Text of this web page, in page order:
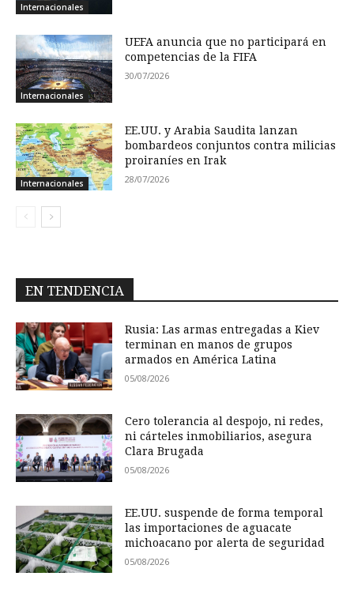
Internacionales
Internacionales
UEFA anuncia que no participará en
competencias de la FIFA
30/07/2026
Internacionales
EE.UU. y Arabia Saudita lanzan
bombardeos conjuntos contra milicias
proiraníes en Irak
28/07/2026
EN TENDENCIA
Rusia: Las armas entregadas a Kiev
terminan en manos de grupos
armados en América Latina
05/08/2026
Cero tolerancia al despojo, ni redes,
ni cárteles inmobiliarios, asegura
Clara Brugada
05/08/2026
EE.UU. suspende de forma temporal
las importaciones de aguacate
michoacano por alerta de seguridad
05/08/2026